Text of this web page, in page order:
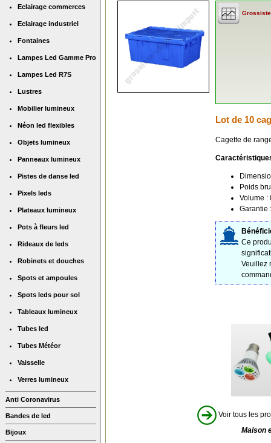
Eclairage commerces
Eclairage industriel
Fontaines
Lampes Led Gamme Pro
Lampes Led R7S
Lustres
Mobilier lumineux
Néon led flexibles
Objets lumineux
Panneaux lumineux
Pistes de danse led
Pixels leds
Plateaux lumineux
Pots à fleurs led
Rideaux de leds
Robinets et douches
Spots et ampoules
Spots leds pour sol
Tableaux lumineux
Tubes led
Tubes Météor
Vaisselle
Verres lumineux
Anti Coronavirus
Bandes de led
Bijoux
Lot de 10
Cagette de
Poids
Volume :
Garantie
Ce
Veuillez
Voir tous les
Maison